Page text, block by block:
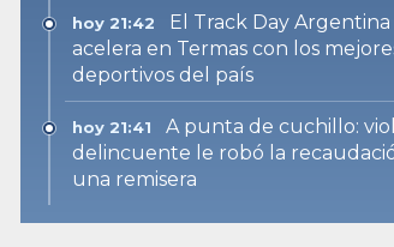
hoy 21:42
El Track Day Argentina
acelera en Termas con los
deportivos del país
hoy 21:41
A punta de cuchillo:
delincuente le robó la
una remisera